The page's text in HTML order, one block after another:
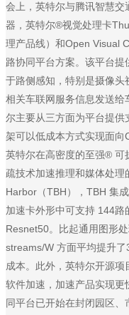
会上，英特尔与腾讯智慧
器，英特尔®视觉处理卡
理产品线）和Open Visual
路协同平台方案。该平台
于路侧感知，特别是摄像
相关车联网服务信息发送
尔主要从三方面为平台提
架可以低成本方式实现面向
英特尔在高密度的至强® 可
疏技术加速推理和媒体处
Harbor（TBH），TBH 集
加速卡外形中可支持 144路
Resnet50。比起通用图形
streams/W 方面平均提升
成本。此外，英特尔开源
软件加速，加速产品实现
同平台已开始在封闭园区